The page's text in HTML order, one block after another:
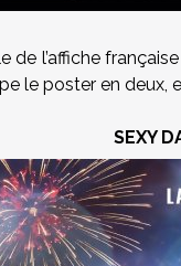
de l’affiche
le poster en deux,
SEXY